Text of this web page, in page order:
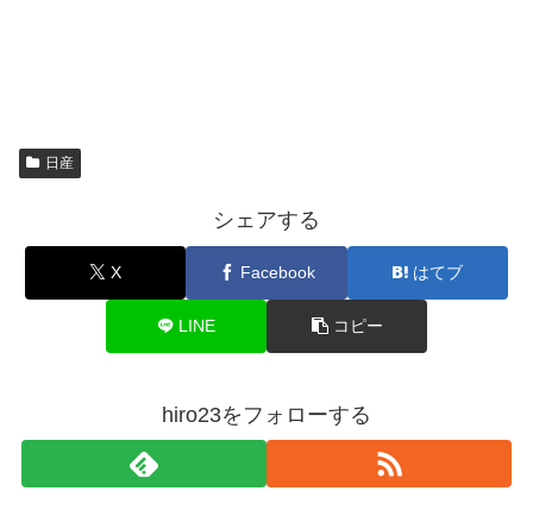
日産
シェアする
X Facebook はてブ
LINE コピー
hiro23をフォローする